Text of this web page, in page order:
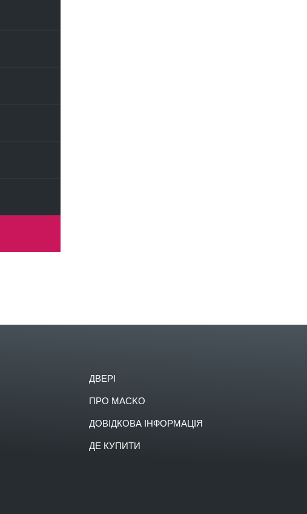
ДВЕРІ
ПРО MACKO
ДОВІДКОВА ІНФОРМАЦІЯ
ДЕ КУПИТИ